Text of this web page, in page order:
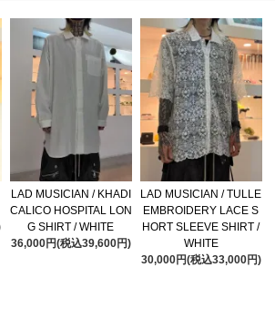
LAD MUSICIAN / KHADI
CALICO HOSPITAL LON
G SHIRT / WHITE
36,000円(税込39,600円)
LAD MUSICIAN / TULLE
EMBROIDERY LACE S
HORT SLEEVE SHIRT /
WHITE
30,000円(税込33,000円)